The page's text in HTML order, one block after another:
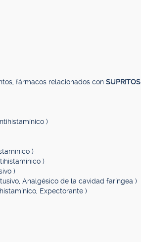
fármacos relacionados con SUPRITOS
)
)
)
)
Analgésico de la cavidad faríngea )
Expectorante )